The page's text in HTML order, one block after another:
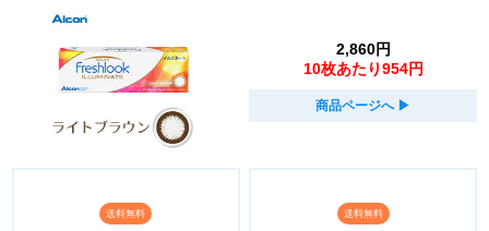
2,860円
10枚あたり954円
商品ページへ ▶︎
送料無料 送料無料